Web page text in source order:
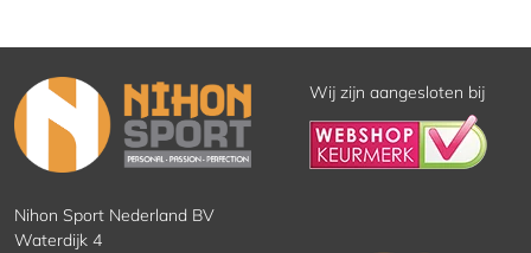
Wij zijn aangesloten bij
Nihon Sport Nederland BV
Waterdijk 4